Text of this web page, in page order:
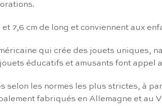
7,6 cm de long et conviennent aux
qui crée des jouets uniques,
éducatifs et amusants font appel
selon les normes les plus strictes, à
fabriqués en Allemagne et au